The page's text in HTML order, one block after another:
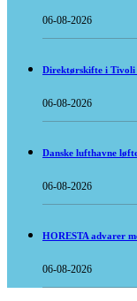
06-08-2026
Direktørskifte i Tivoli
06-08-2026
Danske lufthavne
06-08-2026
HORESTA advarer
06-08-2026